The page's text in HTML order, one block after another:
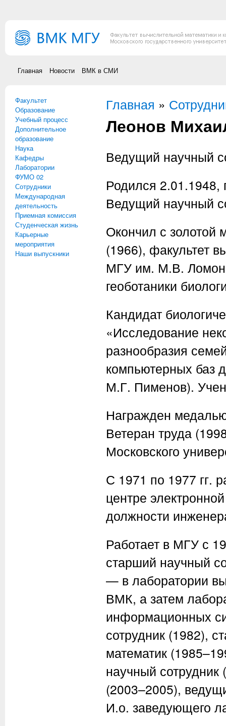
Главная Новости ВМК в СМИ
Факультет
Образование
Учебный процесс
Дополнительное
образование
Наука
Кафедры
Лаборатории
ФУМО 02
Сотрудники
Международная
деятельность
Приемная комиссия
Студенческая жизнь
Карьерные
мероприятия
Наши выпускники
Вы здесь
Главная »
Леонов
Ведущий научный
Родился
Ведущий научный
Окончил с
(1966), факультет
МГУ им. М.В.
геоботаники
Кандидат
«Исследование
разнообразия
компьютерных баз
М.Г. Пименов).
Награжден
Ветеран труда
Московского
С 1971 по 1977 гг.
центре
должности
Работает в МГУ с
старший научный
— в лаборатории
ВМК, а затем
информационных
сотрудник (1982),
математик
научный
(2003–2005),
И.о. заведующего